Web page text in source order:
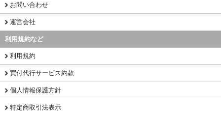
お問い合わせ
運営会社
利用規約など
利用規約
買付代行サービス約款
個人情報保護方針
特定商取引法表示